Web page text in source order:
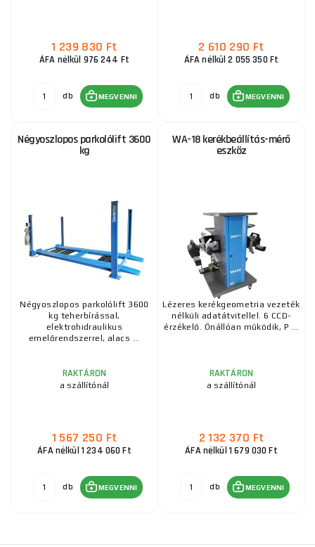
1 239 830 Ft
ÁFA nélkül 976 244 Ft
db MEGVENNI
2 610 290 Ft
ÁFA nélkül 2 055 350 Ft
db MEGVENNI
Négyoszlopos parkolólift 3600
kg
Négyoszlopos parkolólift 3600
kg teherbírással,
elektrohidraulikus
emelőrendszerrel, alacs ...
RAKTÁRON
a szállítónál
1 567 250 Ft
ÁFA nélkül 1 234 060 Ft
db MEGVENNI
WA-18 kerékbeállítás-mérő
eszköz
Lézeres kerékgeometria vezeték
nélküli adatátvitellel. 6 CCD-
érzékelő. Önállóan működik, P ...
RAKTÁRON
a szállítónál
2 132 370 Ft
ÁFA nélkül 1 679 030 Ft
db MEGVENNI